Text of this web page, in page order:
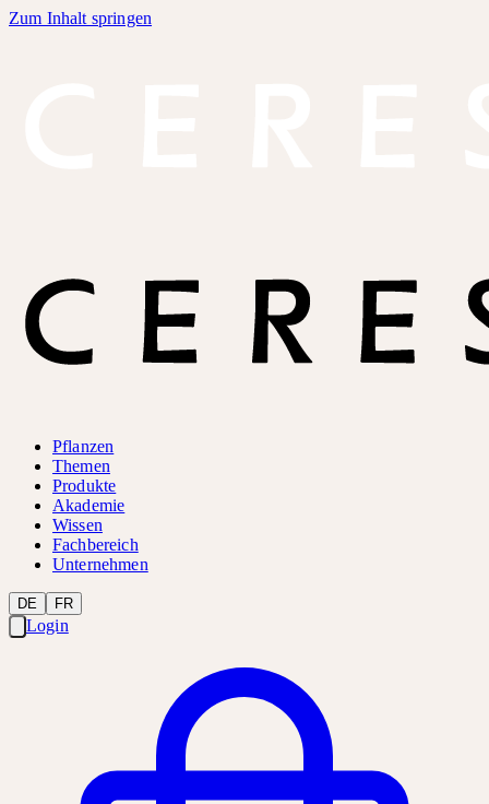
Zum Inhalt springen
Pflanzen
Themen
Produkte
Akademie
Wissen
Fachbereich
Unternehmen
DE FR
Login